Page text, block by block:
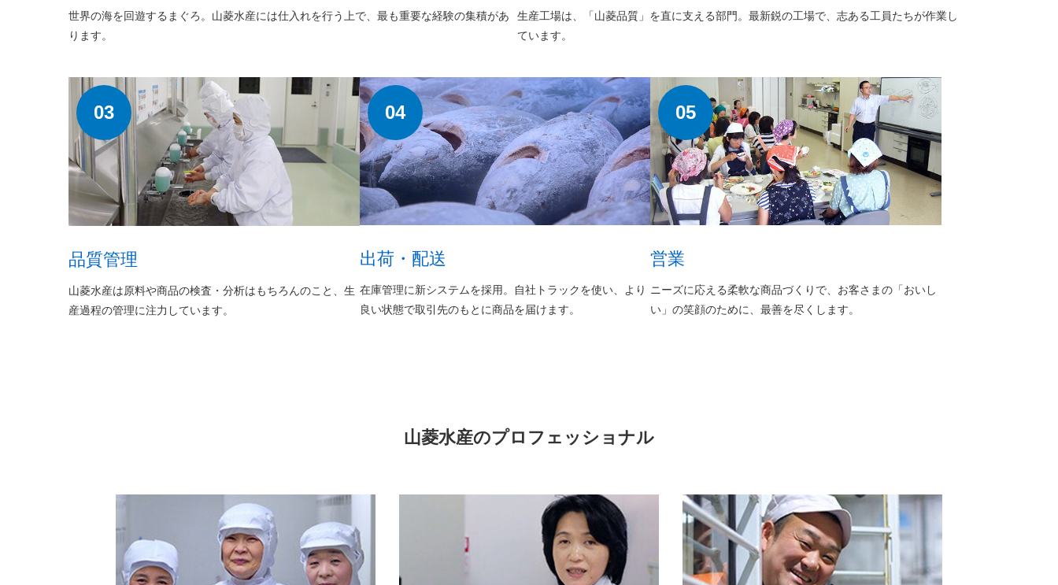
世界の海を回遊するまぐろ。山菱水産には仕入れを行う上で、最も重要な経験の集積があ
ります。
生産工場は、「山菱品質」を直に支える部門。最新鋭の工場で、志ある工員たちが作業し
ています。
03
品質管理
山菱水産は原料や商品の検査・分析はもちろんのこと、生
産過程の管理に注力しています。
04
出荷・配送
在庫管理に新システムを採用。自社トラックを使い、より
良い状態で取引先のもとに商品を届けます。
05
営業
ニーズに応える柔軟な商品づくりで、お客さまの「おいし
い」の笑顔のために、最善を尽くします。
山菱水産のプロフェッショナル